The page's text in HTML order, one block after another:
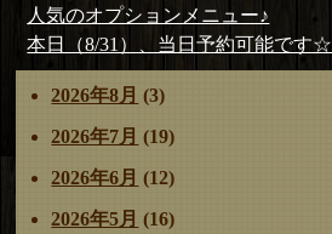
者
日:
リ
投
稿
ナ
ビ
ゲ
シ
ョ
前
の
投
稿:
人気のオプションメニュー♪
次
の
投
稿:
本日（8/31）、当日予約可能です☆
2026年8月 (3)
2026年7月 (19)
2026年6月 (12)
2026年5月 (16)